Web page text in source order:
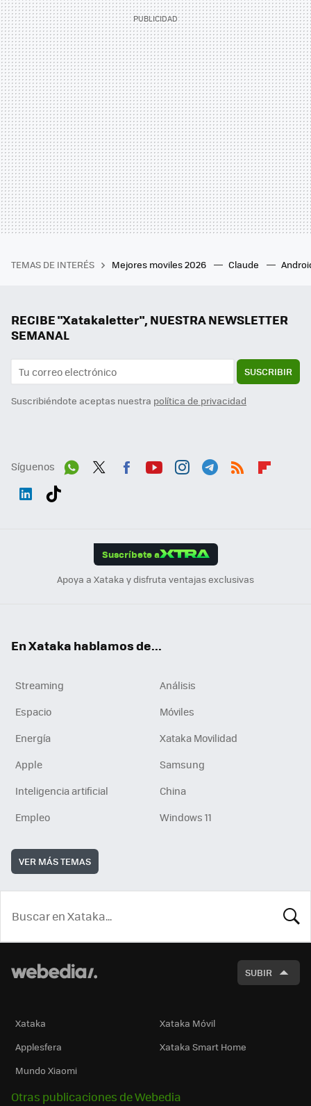
TEMAS DE INTERÉS Mejores moviles 2026 Claude
RECIBE "Xatakaletter", NUESTRA NEWSLETTER
SEMANAL
SUSCRIBIR
Suscribiéndote aceptas nuestra política de privacidad
Síguenos
Suscríbete a
Apoya a Xataka y disfruta ventajas exclusivas
En Xataka hablamos de...
Streaming
Análisis
Espacio
Móviles
Energía
Xataka Movilidad
Apple
Samsung
Inteligencia artificial
China
Empleo
Windows 11
VER MÁS TEMAS
SUBIR
Xataka
Xataka Móvil
Applesfera
Xataka Smart Home
Mundo Xiaomi
Otras publicaciones de Webedia